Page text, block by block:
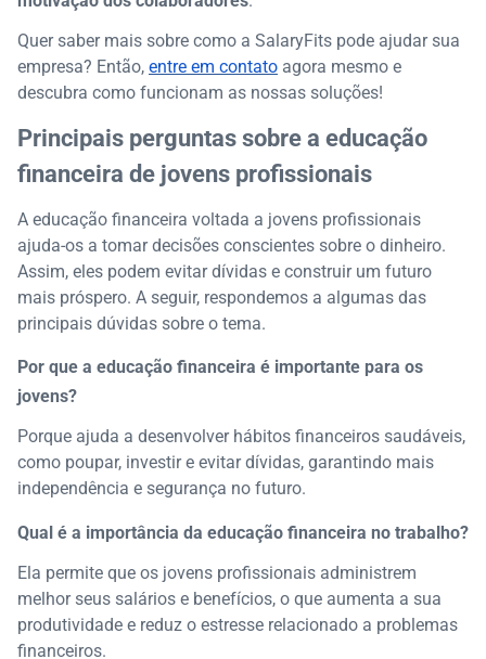
Quer saber mais sobre como a SalaryFits pode ajudar sua
empresa? Então, entre em contato agora mesmo e
descubra como funcionam as nossas soluções!
Principais perguntas sobre a educação
financeira de jovens profissionais
A educação financeira voltada a jovens profissionais
ajuda-os a tomar decisões conscientes sobre o dinheiro.
Assim, eles podem evitar dívidas e construir um futuro
mais próspero. A seguir, respondemos a algumas das
principais dúvidas sobre o tema.
Por que a educação financeira é importante para os
jovens?
Porque ajuda a desenvolver hábitos financeiros saudáveis,
como poupar, investir e evitar dívidas, garantindo mais
independência e segurança no futuro.
Qual é a importância da educação financeira no trabalho?
Ela permite que os jovens profissionais administrem
melhor seus salários e benefícios, o que aumenta a sua
produtividade e reduz o estresse relacionado a problemas
financeiros.